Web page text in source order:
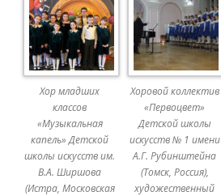
Хор младших
классов
«Музыкальная
капель» Детской
школы искусств им.
В.А. Ширшова
(Истра, Московская
Хоровой коллектив
«Первоцвет»
Детской школы
искусств № 1 имени
А.Г. Рубинштейна
(Томск, Россия),
художественный